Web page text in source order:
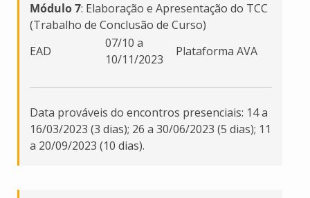
Módulo 7: Elaboração e Apresentação do TCC
(Trabalho de Conclusão de Curso)
EAD
07/10 a
10/11/2023
Plataforma AVA
Data prováveis do encontros presenciais: 14 a
16/03/2023 (3 dias); 26 a 30/06/2023 (5 dias); 11
a 20/09/2023 (10 dias).